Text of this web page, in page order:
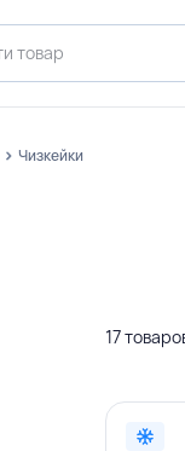
Чизкейки
17